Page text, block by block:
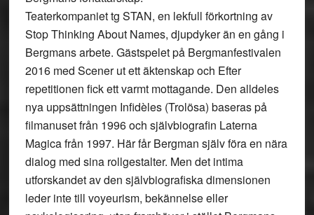
Teaterkompaniet tg STAN, en lekfull förkortning av
Stop Thinking About Names, djupdyker än en gång i
Bergmans arbete. Gästspelet på Bergmanfestivalen
2016 med Scener ut ett äktenskap och Efter
repetitionen fick ett varmt mottagande. Den alldeles
nya uppsättningen Infidèles (Trolösa) baseras på
filmanuset från 1996 och självbiografin Laterna
Magica från 1997. Här får Bergman själv föra en nära
dialog med sina rollgestalter. Men det intima
utforskandet av den självbiografiska dimensionen
leder inte till voyeurism, bekännelse eller